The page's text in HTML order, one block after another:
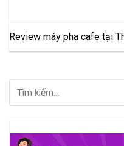
Review máy pha cafe tại
Giới Máy Pha – Liệu có